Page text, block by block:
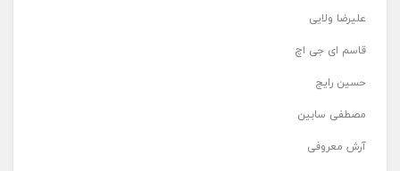
علیرضا ولایی
قاسم ای جی اچ
حسین رایج
مصطفی سابین
آرش معروفی